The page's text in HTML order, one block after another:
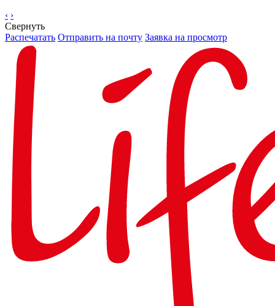
‹ ›
Свернуть
Распечатать Отправить на почту Заявка на просмотр